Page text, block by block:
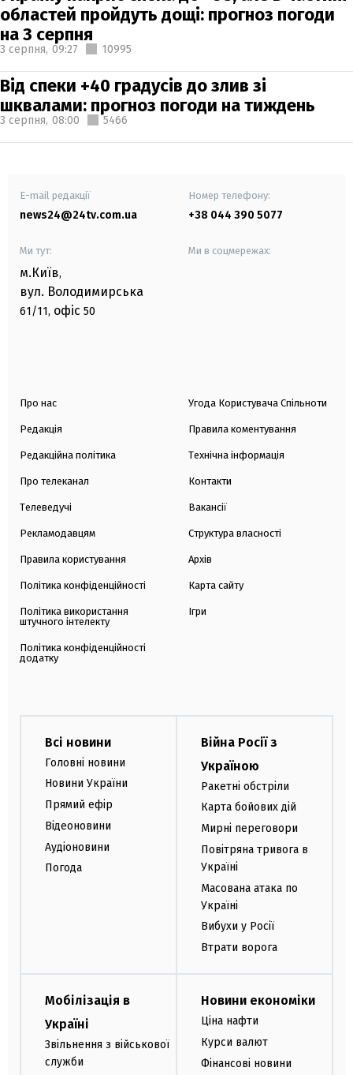
областей пройдуть дощі: прогноз погоди
на 3 серпня
3 серпня, 09:27 10995
Від спеки +40 градусів до злив зі
шквалами: прогноз погоди на тиждень
3 серпня, 08:00 5466
E-mail редакції
news24@24tv.com.ua
Номер телефону:
+38 044 390 5077
Ми тут:
м.Київ,
вул. Володимирська
61/11, офіс 50
Ми в соцмережах:
Про нас
Редакція
Редакційна політика
Про телеканал
Телеведучі
Рекламодавцям
Правила користування
Політика конфіденційності
Політика використання
штучного інтелекту
Політика конфіденційності
додатку
Угода Користувача Спільноти
Правила коментування
Технічна інформація
Контакти
Вакансії
Структура власності
Архів
Карта сайту
Ігри
Всі новини
Головні новини
Новини України
Прямий ефір
Відеоновини
Аудіоновини
Погода
Війна Росії з
Україною
Ракетні обстріли
Карта бойових дій
Мирні переговори
Повітряна тривога в
Україні
Масована атака по
Україні
Вибухи у Росії
Втрати ворога
Мобілізація в
Україні
Звільнення з військової
служби
Новини економіки
Ціна нафти
Курси валют
Фінансові новини